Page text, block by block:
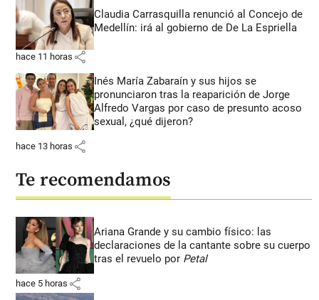
Claudia Carrasquilla renunció al Concejo de
Medellín: irá al gobierno de De La Espriella
hace 11 horas share
Inés María Zabaraín y sus hijos se
pronunciaron tras la reaparición de Jorge
Alfredo Vargas por caso de presunto acoso
sexual, ¿qué dijeron?
hace 13 horas share
Te recomendamos
Ariana Grande y su cambio físico: las
declaraciones de la cantante sobre su cuerpo
tras el revuelo por Petal
hace 5 horas share